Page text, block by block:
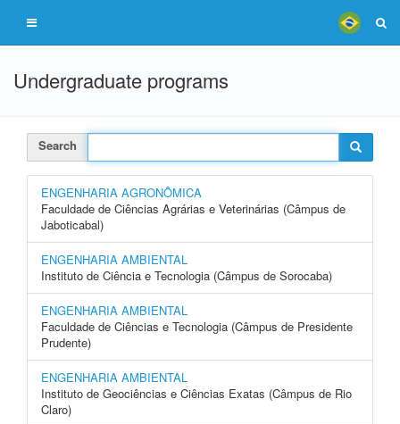
Undergraduate programs
Search
ENGENHARIA AGRONÔMICA
Faculdade de Ciências Agrárias e Veterinárias (Câmpus de
Jaboticabal)
ENGENHARIA AMBIENTAL
Instituto de Ciência e Tecnologia (Câmpus de Sorocaba)
ENGENHARIA AMBIENTAL
Faculdade de Ciências e Tecnologia (Câmpus de Presidente
Prudente)
ENGENHARIA AMBIENTAL
Instituto de Geociências e Ciências Exatas (Câmpus de Rio
Claro)